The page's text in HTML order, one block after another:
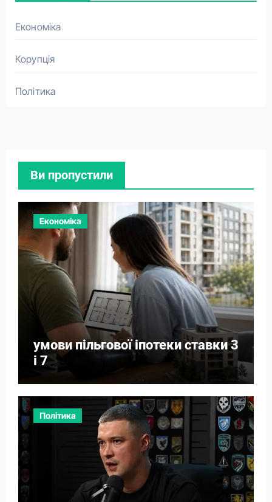
Економіка
Корупція
Політика
Ви пропустили
Економіка
умови пільгової іпотеки ставки 3
і 7
Політика